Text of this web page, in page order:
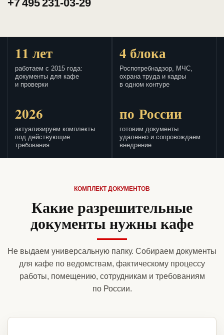
+7 495 231-03-29
11 лет
работаем с 2015 года:
документы для кафе
и проверки
4 блока
Роспотребнадзор, МЧС,
охрана труда и кадры
в одном контуре
2026
актуализируем комплекты
под действующие
требования
по России
готовим документы
удаленно и сопровождаем
внедрение
КОМПЛЕКТ ДОКУМЕНТОВ
Какие разрешительные
документы нужны кафе
Не выдаем универсальную папку. Собираем документы
для кафе по ведомствам, фактическому процессу
работы, помещению, сотрудникам и требованиям
по России.